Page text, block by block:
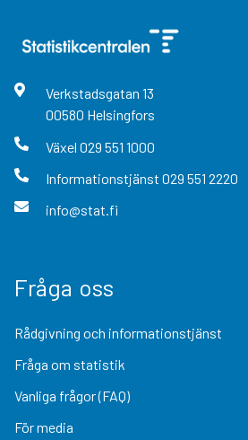
Verkstadsgatan 13
00580 Helsingfors
Växel 029 551 1000
Informationstjänst 029 551 2220
info@stat.fi
Fråga oss
Rådgivning och informationstjänst
Fråga om statistik
Vanliga frågor (FAQ)
För media